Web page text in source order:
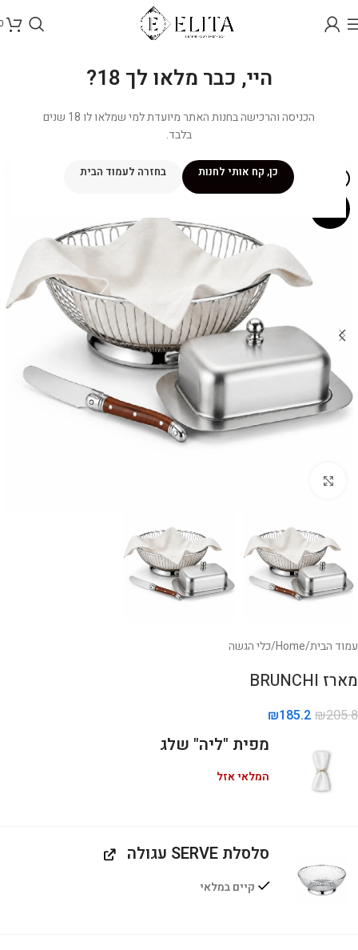
היי, כבר מלאו לך 18?
הכניסה והרכישה בחנות האתר מיועדת למי שמלאו לו 18 שנים
בלבד.
כן, קח אותי לחנות בחזרה לעמוד הבית
עמוד הבית/
Home
/כלי הגשה
מארז BRUNCHI
₪205.8
₪185.2
מפית "ליה" שלג
המלאי אזל
סלסלת SERVE עגולה
קיים במלאי